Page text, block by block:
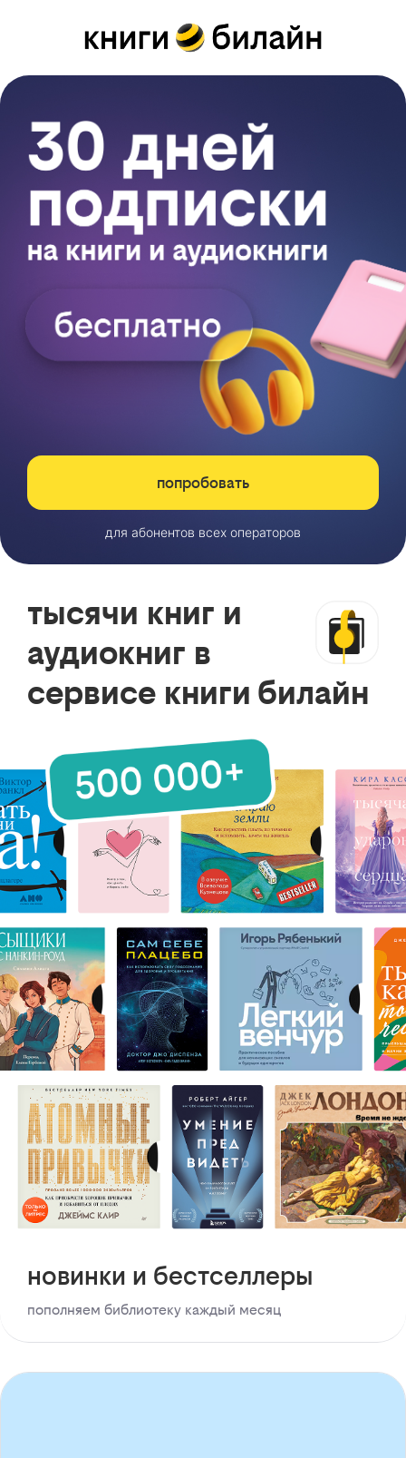
попробовать
для абонентов всех операторов
тысячи книг и
аудиокниг в
сервисе книги билайн
новинки и бестселлеры
пополняем библиотеку каждый месяц